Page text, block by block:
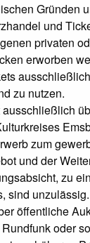
Gründen
und
privaten
erworben
zu nutzen.
zum
und der
zu
sind
öffentliche
oder